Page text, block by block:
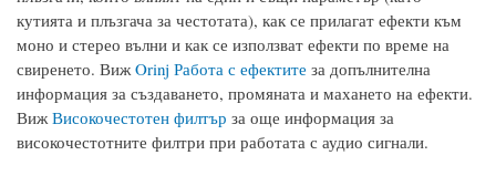
кутията и плъзгача за честотата), как се прилагат ефекти към
моно и стерео вълни и как се използват ефекти по време на
свиренето. ВижOrinj Работа с ефектите за допълнителна
информация за създаването, промяната и махането на ефекти.
ВижВисокочестотен филтър за още информация за
високочестотните филтри при работата с аудио сигнали.